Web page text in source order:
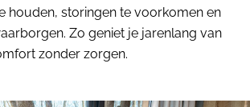
houden, storingen te voorkomen en
Zo geniet je jarenlang van
zonder zorgen.